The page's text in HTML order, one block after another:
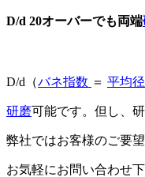
D/d 20オーバーでも両端
D/d（バネ指数 ＝ 平均径
研磨可能です。但し、
弊社ではお客様のご要
お気軽にお問い合わせ下